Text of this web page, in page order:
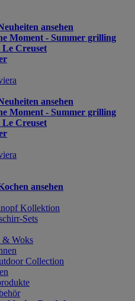
ansehen
Moment - Summer grilling
Creuset
ansehen
Moment - Summer grilling
Creuset
ansehen
Kollektion
Sets
& Woks
Collection